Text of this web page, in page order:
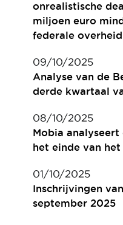
onrealistische
miljoen euro
federale overheid
09/10/2025
Analyse van de
derde kwartaal
08/10/2025
Mobia
het einde van
01/10/2025
Inschrijvingen
september 2025